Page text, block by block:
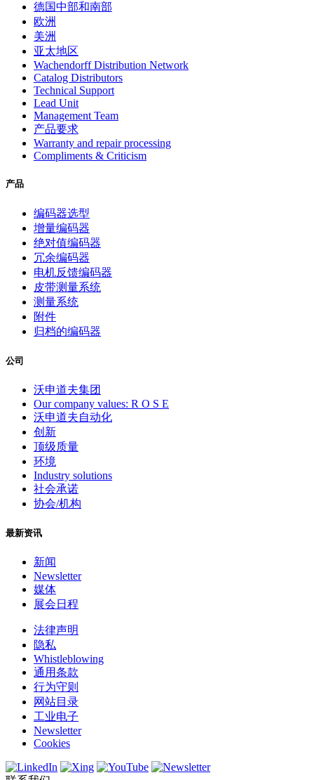
德国中部和南部
欧洲
美洲
亚太地区
Wachendorff Distribution Network
Catalog Distributors
Technical Support
Lead Unit
Management Team
产品要求
Warranty and repair processing
Compliments & Criticism
产品
编码器选型
增量编码器
绝对值编码器
冗余编码器
电机反馈编码器
皮带测量系统
测量系统
附件
归档的编码器
公司
沃申道夫集团
Our company values: R O S E
沃申道夫自动化
创新
顶级质量
环境
Industry solutions
社会承诺
协会/机构
最新资讯
新闻
Newsletter
媒体
展会日程
法律声明
隐私
Whistleblowing
通用条款
行为守则
网站目录
工业电子
Newsletter
Cookies